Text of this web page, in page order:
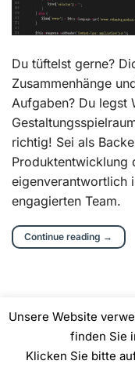
Du tüftelst gerne?
Zusammenhänge
Aufgaben? Du legst
richtig! Sei als
Produktentwicklung
eigenverantwortlich
engagierten Team.
Continue reading →
Unsere Website
finden Sie
Klicken Sie bitte